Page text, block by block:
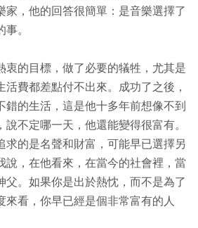
家，他的回答很簡單：是音樂選擇了
。
衷的目標，做了必要的犠牲，尤其是
費都差點付不出來。成功了之後，
錯的生活，這是他十多年前想像不到
不定哪一天，他還能變得很富有。
求的是名聲和財富，可能早已選擇另
說，在他看來，在當今的社會裡，當
父。如果你是出於熱忱，而不是為了
來看，你早已經是個非常富有的人